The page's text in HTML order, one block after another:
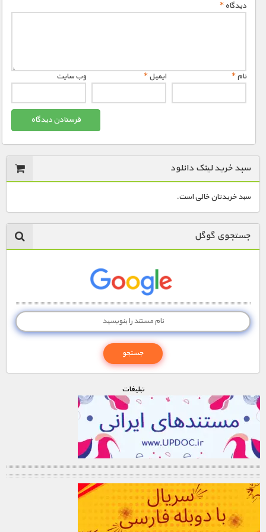
دیدگاه*
نام* ایمیل* وب‌ سایت
سبد خرید لینک دانلود
سبد خریدتان خالی است.
جستجوی گوگل
تبليغات